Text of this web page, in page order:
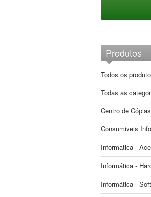
Produtos
Todos os
Todas as
Centro de Cópias
Consumiveis
CDs e DVDs
Etiquetas
Compativeis
Fitas
Compativeis
Informatica -
Auscultadores
Cabos e
Informática -
Informática -